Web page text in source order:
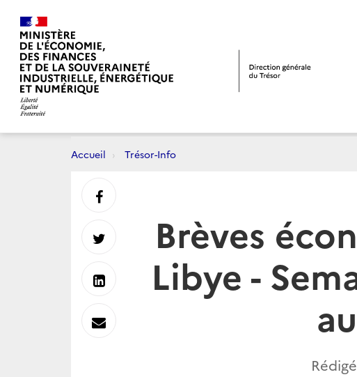
Accueil Trésor-Info
Brèves
Libye -
Partager
sur
Facebook
Partager
sur
Partager
sur
Envoyer